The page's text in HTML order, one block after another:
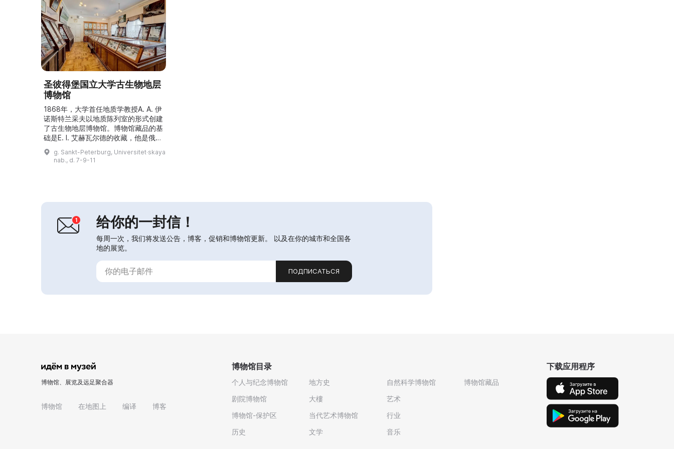
圣彼得堡国立大学古生物地层
博物馆
1868年，大学首任地质学教授A. A. 伊
诺斯特兰采夫以地质陈列室的形式创建
了古生物地层博物馆。博物馆藏品的基
础是E. I. 艾赫瓦尔德的收藏，他是俄国
古生物学的奠基人之一，藏品包括来自
不同灭绝生物类群的1000多种新种，
并在其巨著《俄罗斯古生物学》中有描
g. Sankt-Peterburg, Universitet·skaya
nab., d. 7-9-11
给你的一封信！
每周一次，我们将发送公告，博客，促销和博物馆更新。 以及在你的城市和全国各
地的展览。
ПОДПИСАТЬСЯ
博物馆、展览及远足聚合器
博物馆 在地图上 编译 博客
博物馆目录
个人与纪念博物馆
剧院博物馆
博物馆-保护区
历史
地方史
大樓
当代艺术博物馆
文学
自然科学博物馆
艺术
行业
音乐
博物馆藏品
下载应用程序